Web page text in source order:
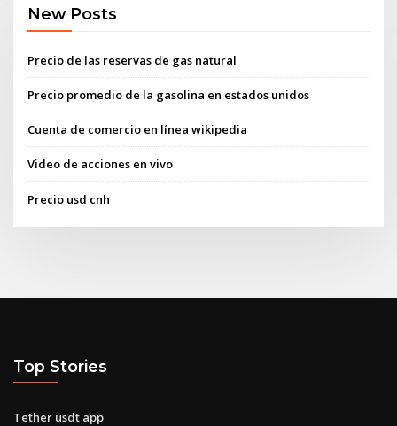
New Posts
Precio de las reservas de gas natural
Precio promedio de la gasolina en estados unidos
Cuenta de comercio en línea wikipedia
Video de acciones en vivo
Precio usd cnh
Top Stories
Tether usdt app